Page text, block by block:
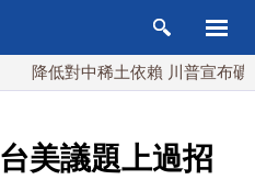
低對中稀土依賴 川普宣布礦業投資
美議題上過招